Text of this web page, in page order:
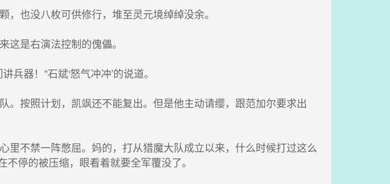
也没八枚可供修行，堆至灵元境绰绰没余。
是右演法控制的傀儡。
器！”石斌‘怒气冲冲’的说道。
按照计划，凯飒还不能复出。但是他主动请缨，跟范加尔要求出
不禁一阵憋屈。妈的，打从猎魔大队成立以来，什么时候打过这么
停的被压缩，眼看着就要全军覆没了。